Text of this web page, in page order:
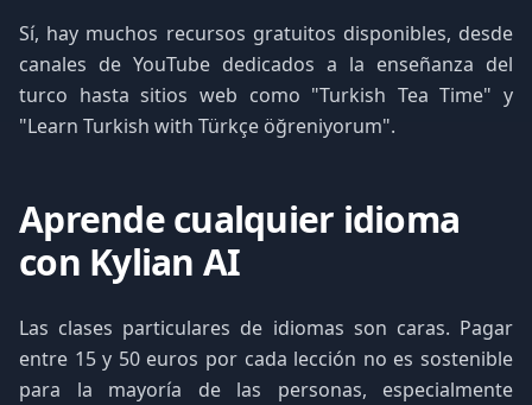
Sí, hay muchos recursos gratuitos disponibles, desde
canales de YouTube dedicados a la enseñanza del
turco hasta sitios web como "Turkish Tea Time" y
"Learn Turkish with Türkçe öğreniyorum".
Aprende cualquier idioma
con Kylian AI
Las clases particulares de idiomas son caras. Pagar
entre 15 y 50 euros por cada lección no es sostenible
para la mayoría de las personas, especialmente